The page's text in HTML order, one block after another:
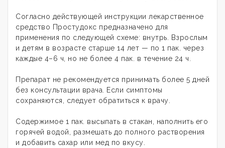
Согласно действующей инструкции лекарственное
средство Простудокс предназначено для
применения по следующей схеме: внутрь. Взрослым
и детям в возрасте старше 14 лет — по 1 пак. через
каждые 4–6 ч, но не более 4 пак. в течение 24 ч.
Препарат не рекомендуется принимать более 5 дней
без консультации врача. Если симптомы
сохраняются, следует обратиться к врачу.
Содержимое 1 пак. высыпать в стакан, наполнить его
горячей водой, размешать до полного растворения
и добавить сахар или мед по вкусу.